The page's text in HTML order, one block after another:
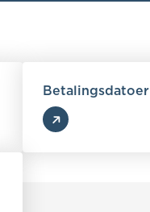
Betalingsdatoer